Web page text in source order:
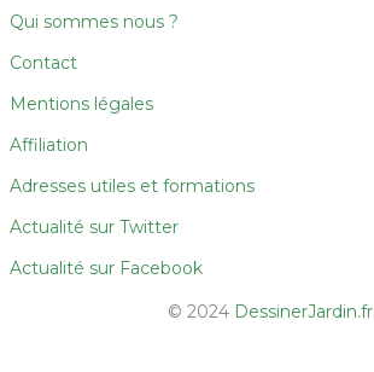
Qui sommes nous ?
Contact
Mentions légales
Affiliation
Adresses utiles et formations
Actualité sur Twitter
Actualité sur Facebook
© 2024 DessinerJardin.fr